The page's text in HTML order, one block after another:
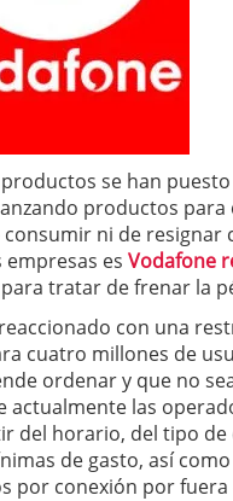
de 2025
punto de venta?
se han
productos para
ni de resignar
empresas es Vodafone
tratar de frenar la
con una
cuatro millones de
ordenar y que no
las
del horario, del tipo
de gasto, así
por conexión por